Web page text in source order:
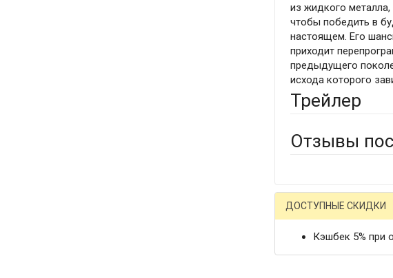
из жидкого
чтобы победить в
настоящем. Его
приходит
предыдущего
исхода которого
Трейлер
Отзывы
ДОСТУПНЫЕ СКИДКИ
Кэшбек 5% при